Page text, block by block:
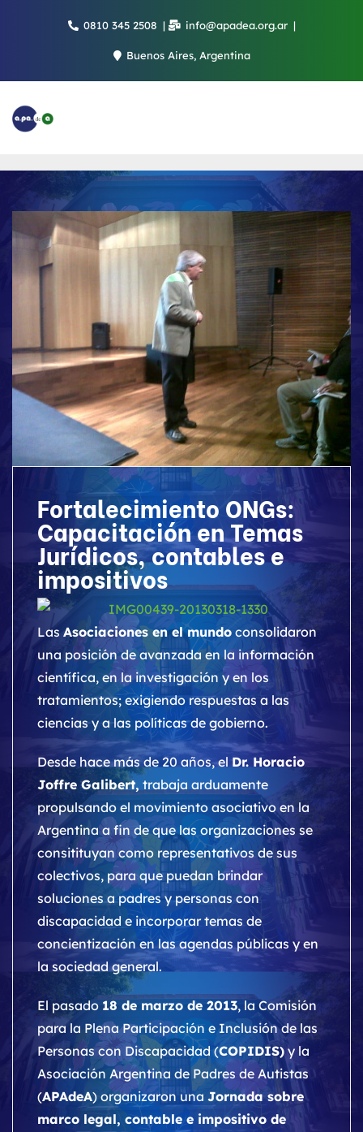
0810 345 2508 info@apadea.org.ar
Buenos Aires, Argentina
Fortalecimiento ONGs:
Capacitación en Temas
Jurídicos, contables e
impositivos
Las Asociaciones en el mundo consolidaron
una posición de avanzada en la información
científica, en la investigación y en los
tratamientos; exigiendo respuestas a las
ciencias y a las políticas de gobierno.
Desde hace más de 20 años, el Dr. Horacio
Joffre Galibert, trabaja arduamente
propulsando el movimiento asociativo en la
Argentina a fin de que las organizaciones se
consitituyan como representativos de sus
colectivos, para que puedan brindar
soluciones a padres y personas con
discapacidad e incorporar temas de
concientización en las agendas públicas y en
la sociedad general.
El pasado 18 de marzo de 2013, la Comisión
para la Plena Participación e Inclusión de las
Personas con Discapacidad (COPIDIS)y la
Asociación Argentina de Padres de Autistas
(APAdeA) organizaron una Jornada sobre
marco legal, contable e impositivo de